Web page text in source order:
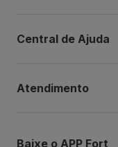
Central de Ajuda
Atendimento
Baixe o APP Fort